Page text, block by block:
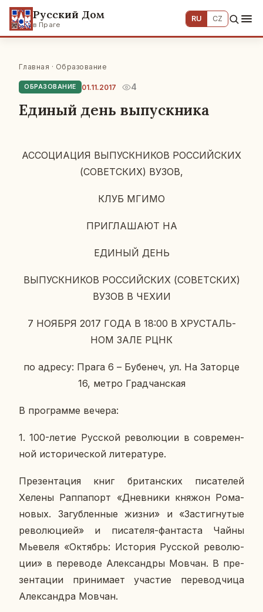
Русский Дом
в Праге
RU CZ
Главная · Образование
ОБРАЗОВАНИЕ 01.11.2017 4
Единый день выпускника
АС­СО­ЦИ­А­ЦИЯ ВЫ­ПУСК­НИ­КОВ РОС­СИЙ­СКИХ
(СО­ВЕТ­СКИХ) ВУЗОВ,
КЛУБ МГИМО
ПРИ­ГЛА­ША­ЮТ НА
ЕДИНЫЙ ДЕНЬ
ВЫ­ПУСК­НИ­КОВ РОС­СИЙ­СКИХ (СО­ВЕТ­СКИХ)
ВУЗОВ В ЧЕХИИ
7 НОЯБРЯ 2017 ГОДА В 18:00 В ХРУ­СТАЛЬ­
НОМ ЗАЛЕ РЦНК
по адресу: Прага 6 – Бу­бе­неч, ул. На За­тор­це
16, метро Град­чан­ская
В про­грам­ме вечера:
1. 100-летие Рус­ской ре­во­лю­ции в со­вре­мен­
ной ис­то­ри­че­ской ли­те­ра­ту­ре.
Пре­зен­та­ция книг бри­тан­ских пи­са­те­лей
Хелены Рап­па­порт «Днев­ни­ки княжон Ро­ма­
но­вых. За­губ­лен­ные жизни» и «За­стиг­ну­тые
ре­во­лю­ци­ей» и пи­са­те­ля-фан­та­ста Чайны
Мье­ве­ля «Ок­тябрь: Ис­то­рия Рус­ской ре­во­лю­
ции» в пе­ре­во­де Алек­сан­дры Мовчан. В пре­
зен­та­ции при­ни­ма­ет уча­стие пе­ре­вод­чи­ца
Алек­сандра Мовчан.